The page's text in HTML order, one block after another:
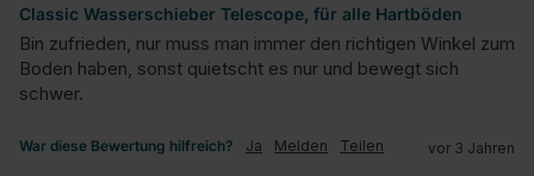
Classic Wasserschieber Telescope, für alle Hartböden
Bin zufrieden, nur muss man immer den richtigen Winkel zum
Boden haben, sonst quietscht es nur und bewegt sich
schwer.
War diese Bewertung hilfreich? Ja Melden Teilen vor 3 Jahren